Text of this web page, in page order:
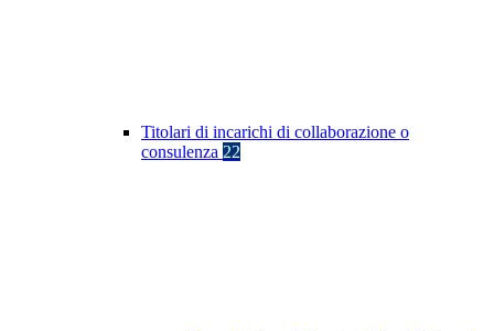
Titolari di incarichi di collaborazione o
consulenza 22